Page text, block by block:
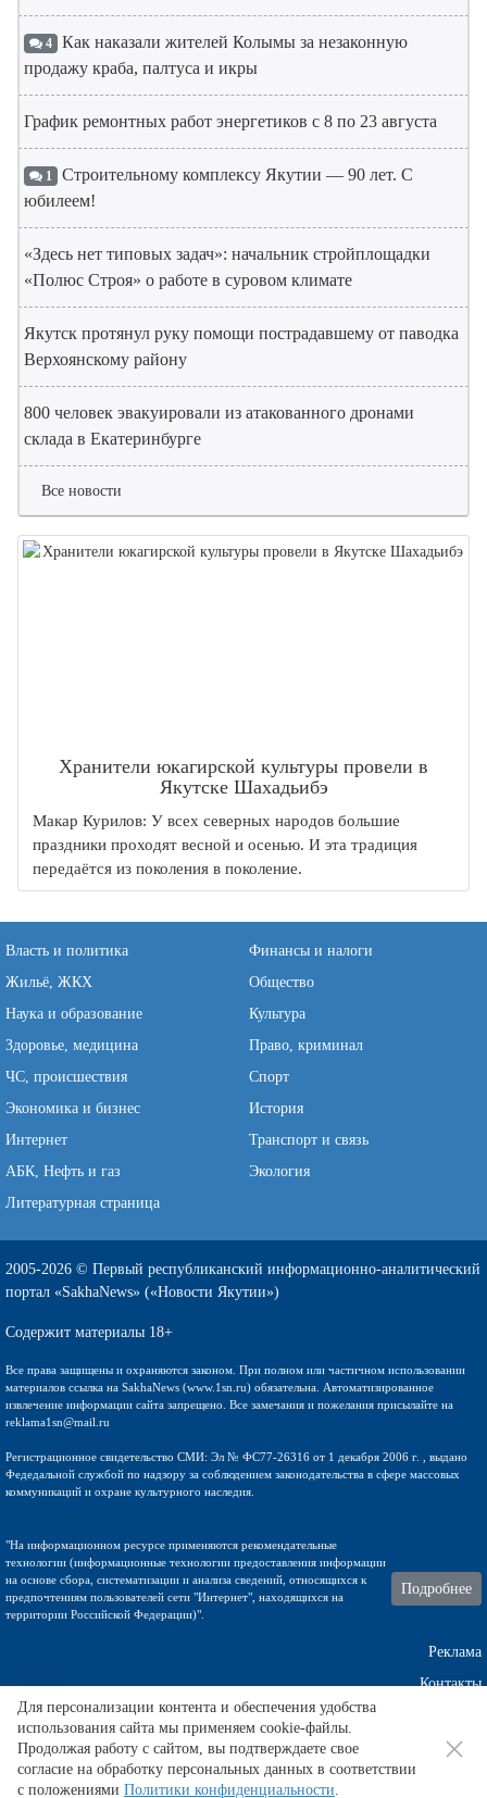
4 Как наказали жителей Колымы за незаконную
продажу краба, палтуса и икры
График ремонтных работ энергетиков с 8 по 23 августа
1 Строительному комплексу Якутии — 90 лет. С
юбилеем!
«Здесь нет типовых задач»: начальник стройплощадки
«Полюс Строя» о работе в суровом климате
Якутск протянул руку помощи пострадавшему от паводка
Верхоянскому району
800 человек эвакуировали из атакованного дронами
склада в Екатеринбурге
Все новости
Хранители юкагирской культуры провели в
Якутске Шахадьибэ
Макар Курилов: У всех северных народов большие
праздники проходят весной и осенью. И эта традиция
передаётся из поколения в поколение.
Власть и политика
Финансы и налоги
Жильё, ЖКХ
Общество
Наука и образование
Культура
Здоровье, медицина
Право, криминал
ЧС, происшествия
Спорт
Экономика и бизнес
История
Интернет
Транспорт и связь
АБК, Нефть и газ
Экология
Литературная страница
2005-2026 © Первый республиканский информационно-аналитический
портал «SakhaNews» («Новости Якутии»)
Содержит материалы 18+
Все права защищены и охраняются законом. При полном или частичном использовании
материалов ссылка на SakhaNews (www.1sn.ru) обязательна. Автоматизированное
извлечение информации сайта запрещено. Все замечания и пожелания присылайте на
reklama1sn@mail.ru
Регистрационное свидетельство СМИ: Эл № ФС77-26316 от 1 декабря 2006 г. , выдано
Федедальной службой по надзору за соблюдением законодательства в сфере массовых
коммуникаций и охране культурного наследия.
"На информационном ресурсе применяются рекомендательные
технологии (информационные технологии предоставления информации
на основе сбора, систематизации и анализа сведений, относящихся к
предпочтениям пользователей сети "Интернет", находящихся на
территории Российской Федерации)".
Подробнее
Реклама
Контакты
Техническа поддержка
Для персонализации контента и обеспечения удобства
использования сайта мы применяем cookie-файлы.
Продолжая работу с сайтом, вы подтверждаете свое
согласие на обработку персональных данных в соответствии
с положениями Политики конфиденциальности.